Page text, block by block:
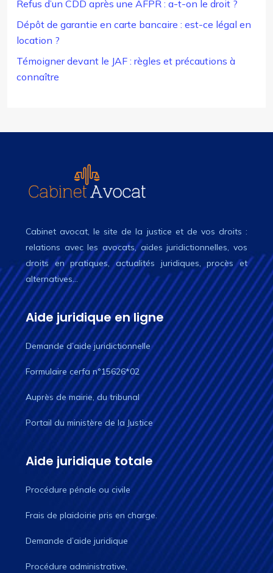
Refus d’un CDD après une AFPR : a-t-on le droit ?
Dépôt de garantie en carte bancaire : est-ce légal en
location ?
Témoigner devant le JAF : règles et précautions à
connaître
Cabinet avocat, le site de la justice et de vos droits :
relations avec les avocats, aides juridictionnelles, vos
droits en pratiques, actualités juridiques, procès et
alternatives…
Aide juridique en ligne
Demande d’aide juridictionnelle
Formulaire cerfa n°15626*02
Auprès de mairie, du tribunal
Portail du ministère de la Justice
Aide juridique totale
Procédure pénale ou civile
Frais de plaidoirie pris en charge.
Demande d’aide juridique
Procédure administrative,